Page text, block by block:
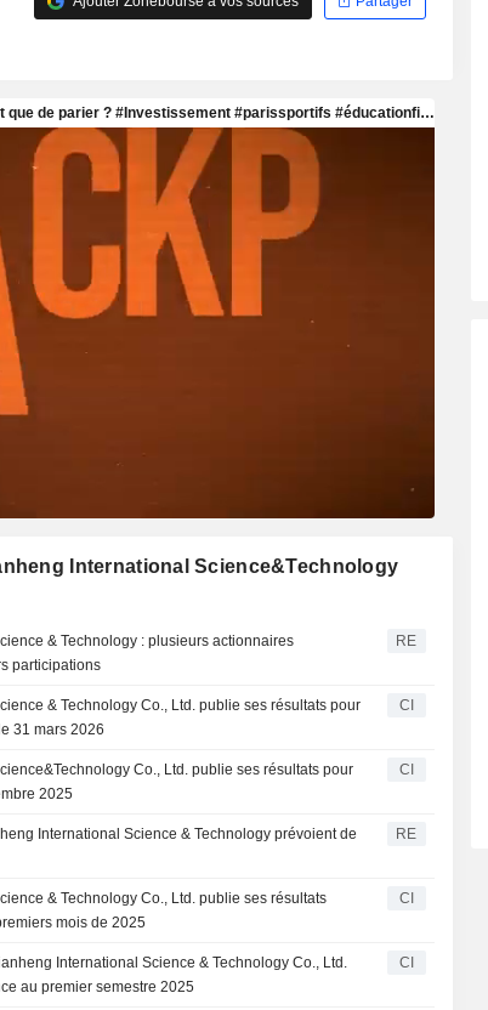
International Science&Technology
& Technology : plusieurs actionnaires
participations
RE
& Technology Co., Ltd. publie ses résultats pour
31 mars 2026
CI
Co., Ltd. publie ses résultats pour
2025
CI
International Science & Technology prévoient de
RE
& Technology Co., Ltd. publie ses résultats
mois de 2025
CI
International Science & Technology Co., Ltd.
au premier semestre 2025
CI